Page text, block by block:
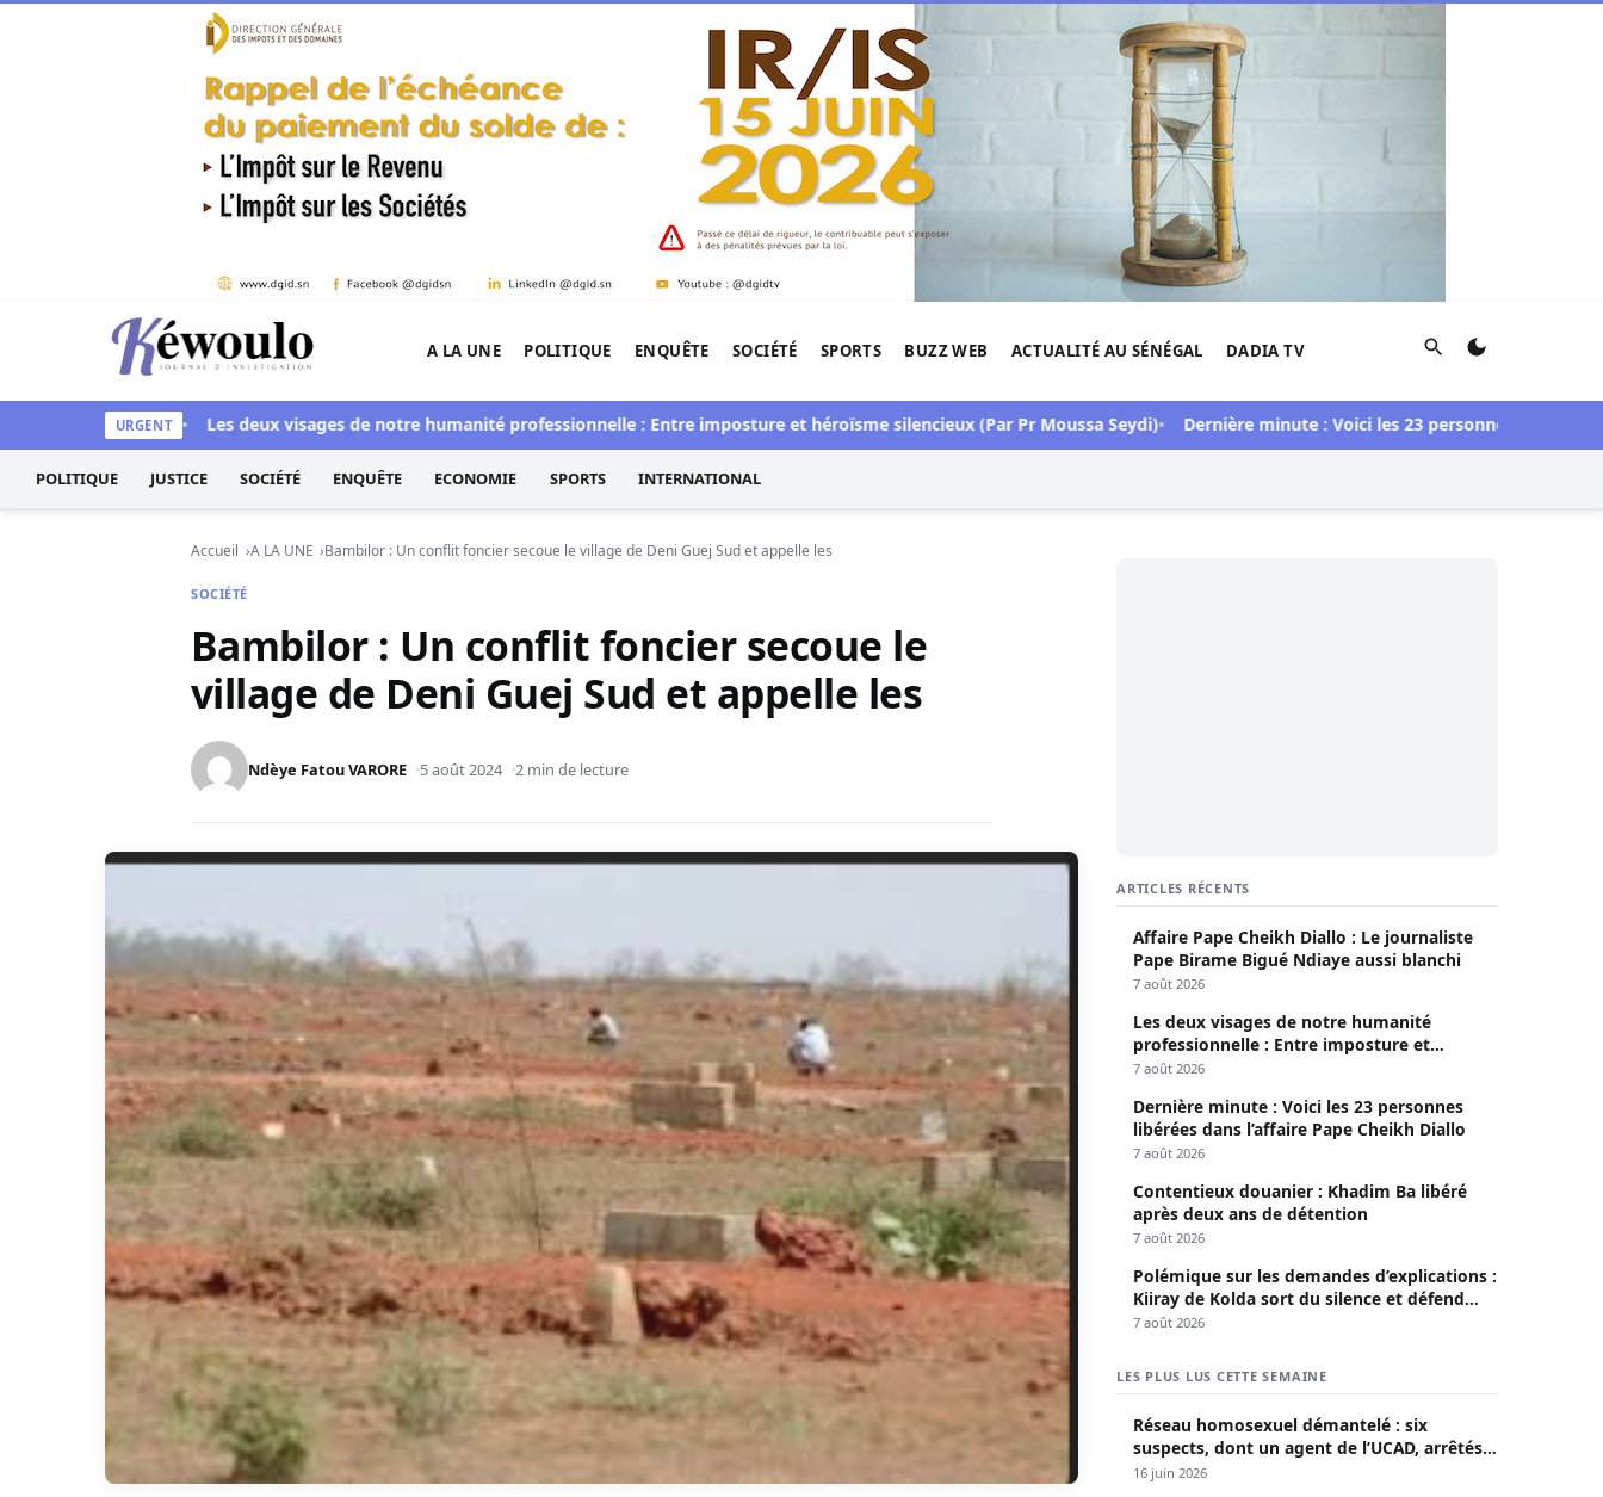
Aller au contenu
Kéwoulo, le premier site d'information et d'investigation de l'Afrique.
A LA UNE POLITIQUE ENQUÊTE SOCIÉTÉ SPORTS BUZZ WEB ACTUALITÉ AU SÉNÉGAL DADIA TV Rechercher
URGENT
aussi blanchi Les deux visages de notre humanité professionnelle : Entre imposture et héroïsme silencieux (Par Pr Moussa Seydi) Dernière minute : Voici les 23 personnes libérées dans
POLITIQUE JUSTICE SOCIÉTÉ ENQUÊTE ECONOMIE SPORTS INTERNATIONAL
Accueil A LA UNE Bambilor : Un conflit foncier secoue le village de Deni Guej Sud et appelle les
SOCIÉTÉ
Bambilor : Un conflit foncier secoue le
village de Deni Guej Sud et appelle les
Ndèye Fatou VARORE 5 août 2024 2 min de lecture
ARTICLES RÉCENTS
Affaire Pape Cheikh Diallo : Le journaliste
Pape Birame Bigué Ndiaye aussi blanchi
7 août 2026
Les deux visages de notre humanité
professionnelle : Entre imposture et
héroïsme silencieux (Par Pr Moussa Seydi)
7 août 2026
Dernière minute : Voici les 23 personnes
libérées dans l’affaire Pape Cheikh Diallo
7 août 2026
Contentieux douanier : Khadim Ba libéré
après deux ans de détention
7 août 2026
Polémique sur les demandes d’explications :
Kiiray de Kolda sort du silence et défend
Mamadou Lamine Dianté
7 août 2026
LES PLUS LUS CETTE SEMAINE
Réseau homosexuel démantelé : six
suspects, dont un agent de l’UCAD, arrêtés à
Keur Massar ; l’un avoue avoir propagé le
16 juin 2026